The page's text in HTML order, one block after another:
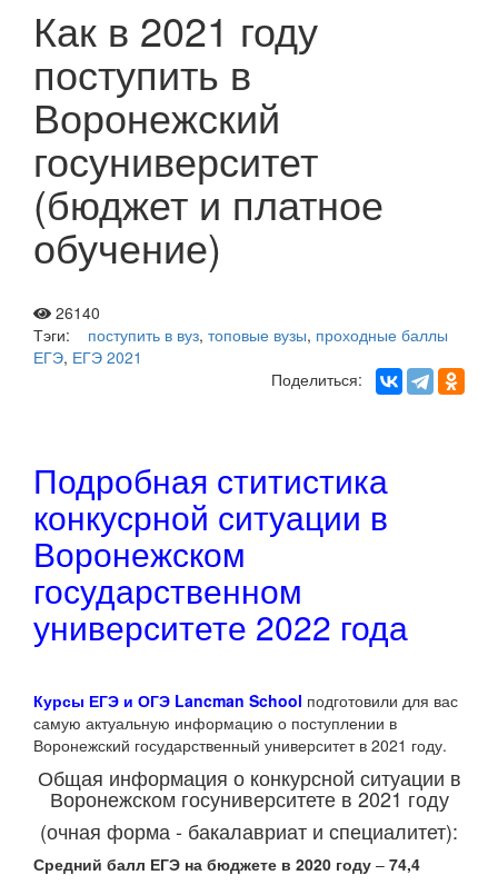
Как в 2021 году
поступить в
Воронежский
госуниверситет
(бюджет и платное
обучение)
26140
Тэги:
поступить в вуз, топовые вузы, проходные баллы
ЕГЭ, ЕГЭ 2021
Поделиться:
Подробная ститистика
конкусрной ситуации в
Воронежском
государственном
университете 2022 года
Курсы ЕГЭ и ОГЭ Lancman School подготовили для вас
самую актуальную информацию о поступлении в
Воронежский государственный университет в 2021 году.
Общая информация о конкурсной ситуации в
Воронежском госуниверситете в 2021 году
(очная форма - бакалавриат и специалитет):
Средний балл ЕГЭ на бюджете в 2020 году – 74,4